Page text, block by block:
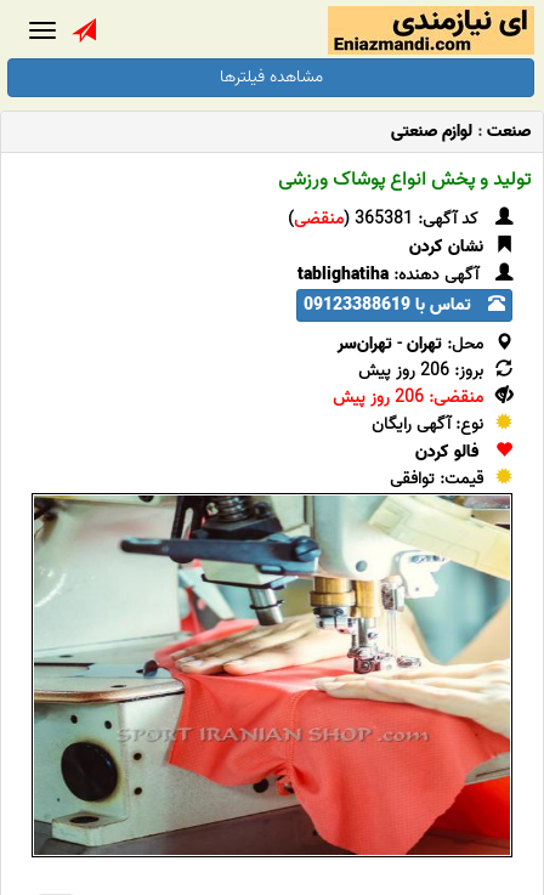
مشاهده فیلترها
صنعت: لوازم صنعتی
تولید و پخش انواع پوشاک ورزشی
کد آگهی: 365381 ( منقضی)
نشان کردن
آگهی دهنده: tablighatiha
تماس با 09123388619
محل: تهران-تهران‌سر
بروز: 206 روز پیش
منقضی: 206 روز پیش
نوع: آگهی رایگان
فالو کردن
قیمت: توافقی